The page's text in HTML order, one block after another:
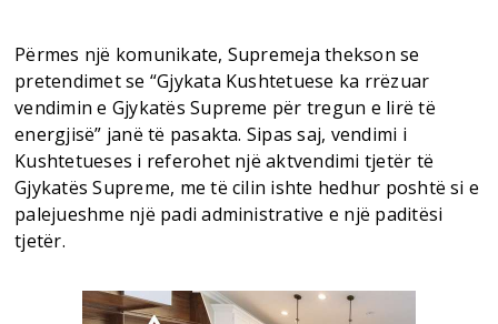
Përmes një komunikate, Supremeja thekson se
pretendimet se “Gjykata Kushtetuese ka rrëzuar
vendimin e Gjykatës Supreme për tregun e lirë të
energjisë” janë të pasakta. Sipas saj, vendimi i
Kushtetueses i referohet një aktvendimi tjetër të
Gjykatës Supreme, me të cilin ishte hedhur poshtë si e
palejueshme një padi administrative e një paditësi
tjetër.